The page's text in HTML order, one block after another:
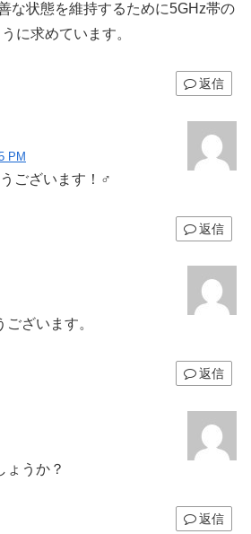
な状態を維持するために5GHz帯の
に求めています。
返信
PM
ございます！‍♂️
返信
ざいます。
返信
ょうか？
返信